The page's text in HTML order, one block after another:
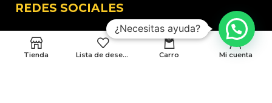
REDES SOCIALES
Tienda Lista de deseos
0
Carro Mi cuenta
¿Necesitas ayuda?